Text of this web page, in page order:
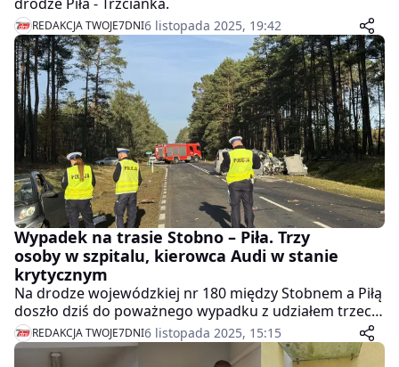
REDAKCJA TWOJE7DNI6 listopada 2025, 19:42
Wypadek na trasie Stobno – Piła. Trzy
osoby w szpitalu, kierowca Audi w stanie
krytycznym
Na drodze wojewódzkiej nr 180 między Stobnem a Piłą
doszło dziś do poważnego wypadku z udziałem trzech
samochodów. Wszyscy kierowcy trafili do szpitala, a
stan jednego z nich jest określany jako krytyczny.
REDAKCJA TWOJE7DNI6 listopada 2025, 15:15